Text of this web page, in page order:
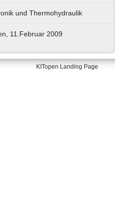
und Thermohydraulik
11.Februar 2009
KITopen Landing Page